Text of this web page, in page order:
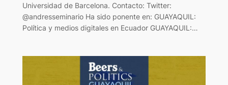
Universidad de Barcelona. Contacto: Twitter:
@andresseminario Ha sido ponente en: GUAYAQUIL:
Política y medios digitales en Ecuador GUAYAQUIL:…